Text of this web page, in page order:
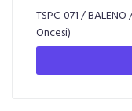
TSPC-071 /
Öncesi)